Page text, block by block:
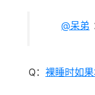
@呆弟
Q： 裸睡时如果